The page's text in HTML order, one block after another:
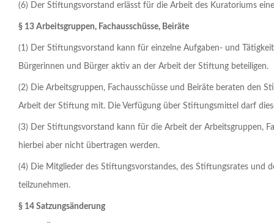
(6) Der Stiftungsvorstand erlässt für die Arbeit des Kuratoriums
§ 13 Arbeitsgruppen, Fachausschüsse, Beiräte
(1) Der Stiftungsvorstand kann für einzelne Aufgaben‑ und
Bürgerinnen und Bürger aktiv an der Arbeit der Stiftung beteiligen.
(2) Die Arbeitsgruppen, Fachausschüsse und Beiräte beraten den
Arbeit der Stiftung mit. Die Verfügung über Stiftungsmittel darf
(3) Der Stiftungsvorstand kann für die Arbeit der Arbeitsgruppen,
hierbei aber nicht übertragen werden.
(4) Die Mitglieder des Stiftungsvorstandes, des Stiftungsrates und
teilzunehmen.
§ 14 Satzungsänderung